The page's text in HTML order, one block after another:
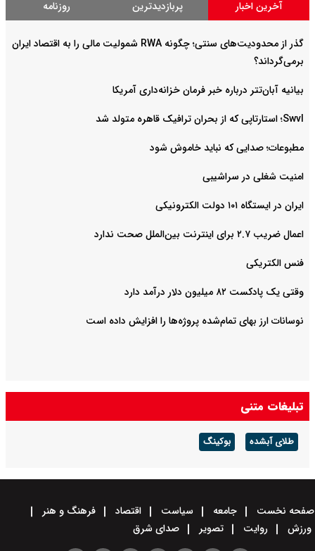
آخرین اخبار پربازدیدترین روزنامه
گذر از محدودیت‌های سنتی؛ چگونه RWA شمولیت مالی را به اقتصاد ایران
برمی‌گرداند؟
بیانیه آبان‌تتر درباره خبر فرمان خزانه‌داری آمریکا
Swvl؛ استارتاپی که از بحران ترافیک قاهره متولد شد
مطبوعات؛ صدایی که نباید خاموش شود
امنیت شغلی در سراشیبی
ایران در ایستگاه ۱۰۱ دولت الکترونیکی
اعمال ضریب ۲.۷ برای اینترنت بین‌الملل صحت ندارد
فنس الکتریکی
وقتی یک پادکست ۸۲ میلیون دلار درآمد دارد
نوسانات ارز بهای تمام‌شده پروژه‌ها را افزایش داده است
تبلیغات متنی
طلای آبشده بوکینگ
صفحه نخست جامعه سیاست اقتصاد
فرهنگ و هنر
ورزش
روایت تصویر صدای شرق